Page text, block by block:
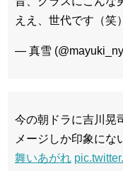
ええ、世代です（笑
— 真雪
今の朝ドラに吉川晃
メージしか印象にな
舞いあがれ